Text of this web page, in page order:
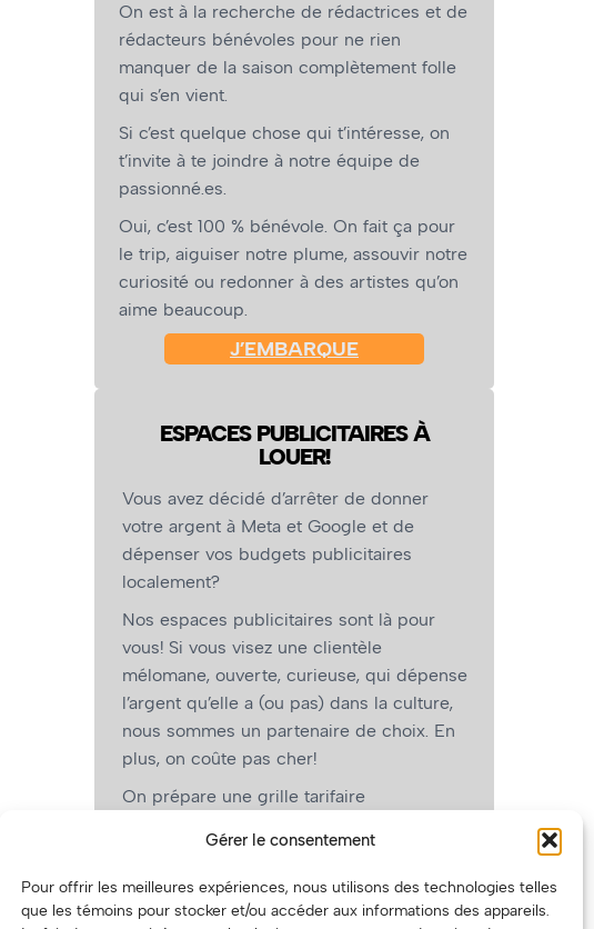
Gérer le consentement
Pour offrir les meilleures expériences, nous utilisons des technologies telles
que les témoins pour stocker et/ou accéder aux informations des appareils.
On est à la recherche de rédactrices et de
rédacteurs bénévoles pour ne rien
manquer de la saison complètement folle
qui s’en vient.
Si c’est quelque chose qui t’intéresse, on
t’invite à te joindre à notre équipe de
passionné.es.
Oui, c’est 100 % bénévole. On fait ça pour
le trip, aiguiser notre plume, assouvir notre
curiosité ou redonner à des artistes qu’on
aime beaucoup.
J’EMBARQUE
ESPACES PUBLICITAIRES À
LOUER!
Vous avez décidé d’arrêter de donner
votre argent à Meta et Google et de
dépenser vos budgets publicitaires
localement?
Nos espaces publicitaires sont là pour
vous! Si vous visez une clientèle
mélomane, ouverte, curieuse, qui dépense
l’argent qu’elle a (ou pas) dans la culture,
nous sommes un partenaire de choix. En
plus, on coûte pas cher!
On prépare une grille tarifaire
vous, les artistes!)